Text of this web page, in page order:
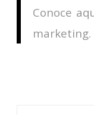
Conoce
marketing.